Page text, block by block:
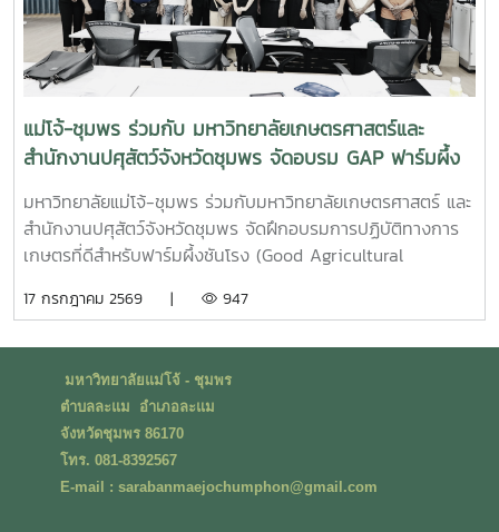
แม่โจ้-ชุมพร ร่วมกับ มหาวิทยาลัยเกษตรศาสตร์และ
สำนักงานปศุสัตว์จังหวัดชุมพร จัดอบรม GAP ฟาร์มผึ้ง
ชันโรง ยกระดับมาตรฐานการเลี้ยงสู่การพัฒนาเศรษฐกิจ
ชุมชนอย่างยั่งยืน
มหาวิทยาลัยแม่โจ้-ชุมพร ร่วมกับมหาวิทยาลัยเกษตรศาสตร์ และ
สำนักงานปศุสัตว์จังหวัดชุมพร จัดฝึกอบรมการปฏิบัติทางการ
เกษตรที่ดีสำหรับฟาร์มผึ้งชันโรง (Good Agricultural
กรกฎาคม พ.ศ. 2569 ณ ห้องประชุมชั้นดาดฟ้า อาคารบุญรอด
อบรม และอาจารย์วีรชัย เพชรสุทธิ์ รองคณบดีฝ่ายวิชาการ วิจัย
และบริการวิชาการ กล่าวต้อนรับผู้เข้าร่วมอบรม โดยได้รับเกียรติ
จากวิทยากรผู้ทรงคุณวุฒิจากสำนักงานปศุสัตว์เขต 8 จังหวัด
สุราษฎร์ธานี นำโดย น.สพ.วิสูตร นวลขาว ผู้อำนวยการส่วน
มาตรฐานการปศุสัตว์ และนางสาวมนธิยารัตน์ สังฆะโณ นัก
17 กรกฎาคม 2569 | 947
มหาวิทยาลัยแม่โจ้ - ชุมพร
ตำบลละแม อำเภอละแม
จังหวัดชุมพร 86170
โทร. 081-8392567
E-mail : sarabanmaejochumphon@gmail.com